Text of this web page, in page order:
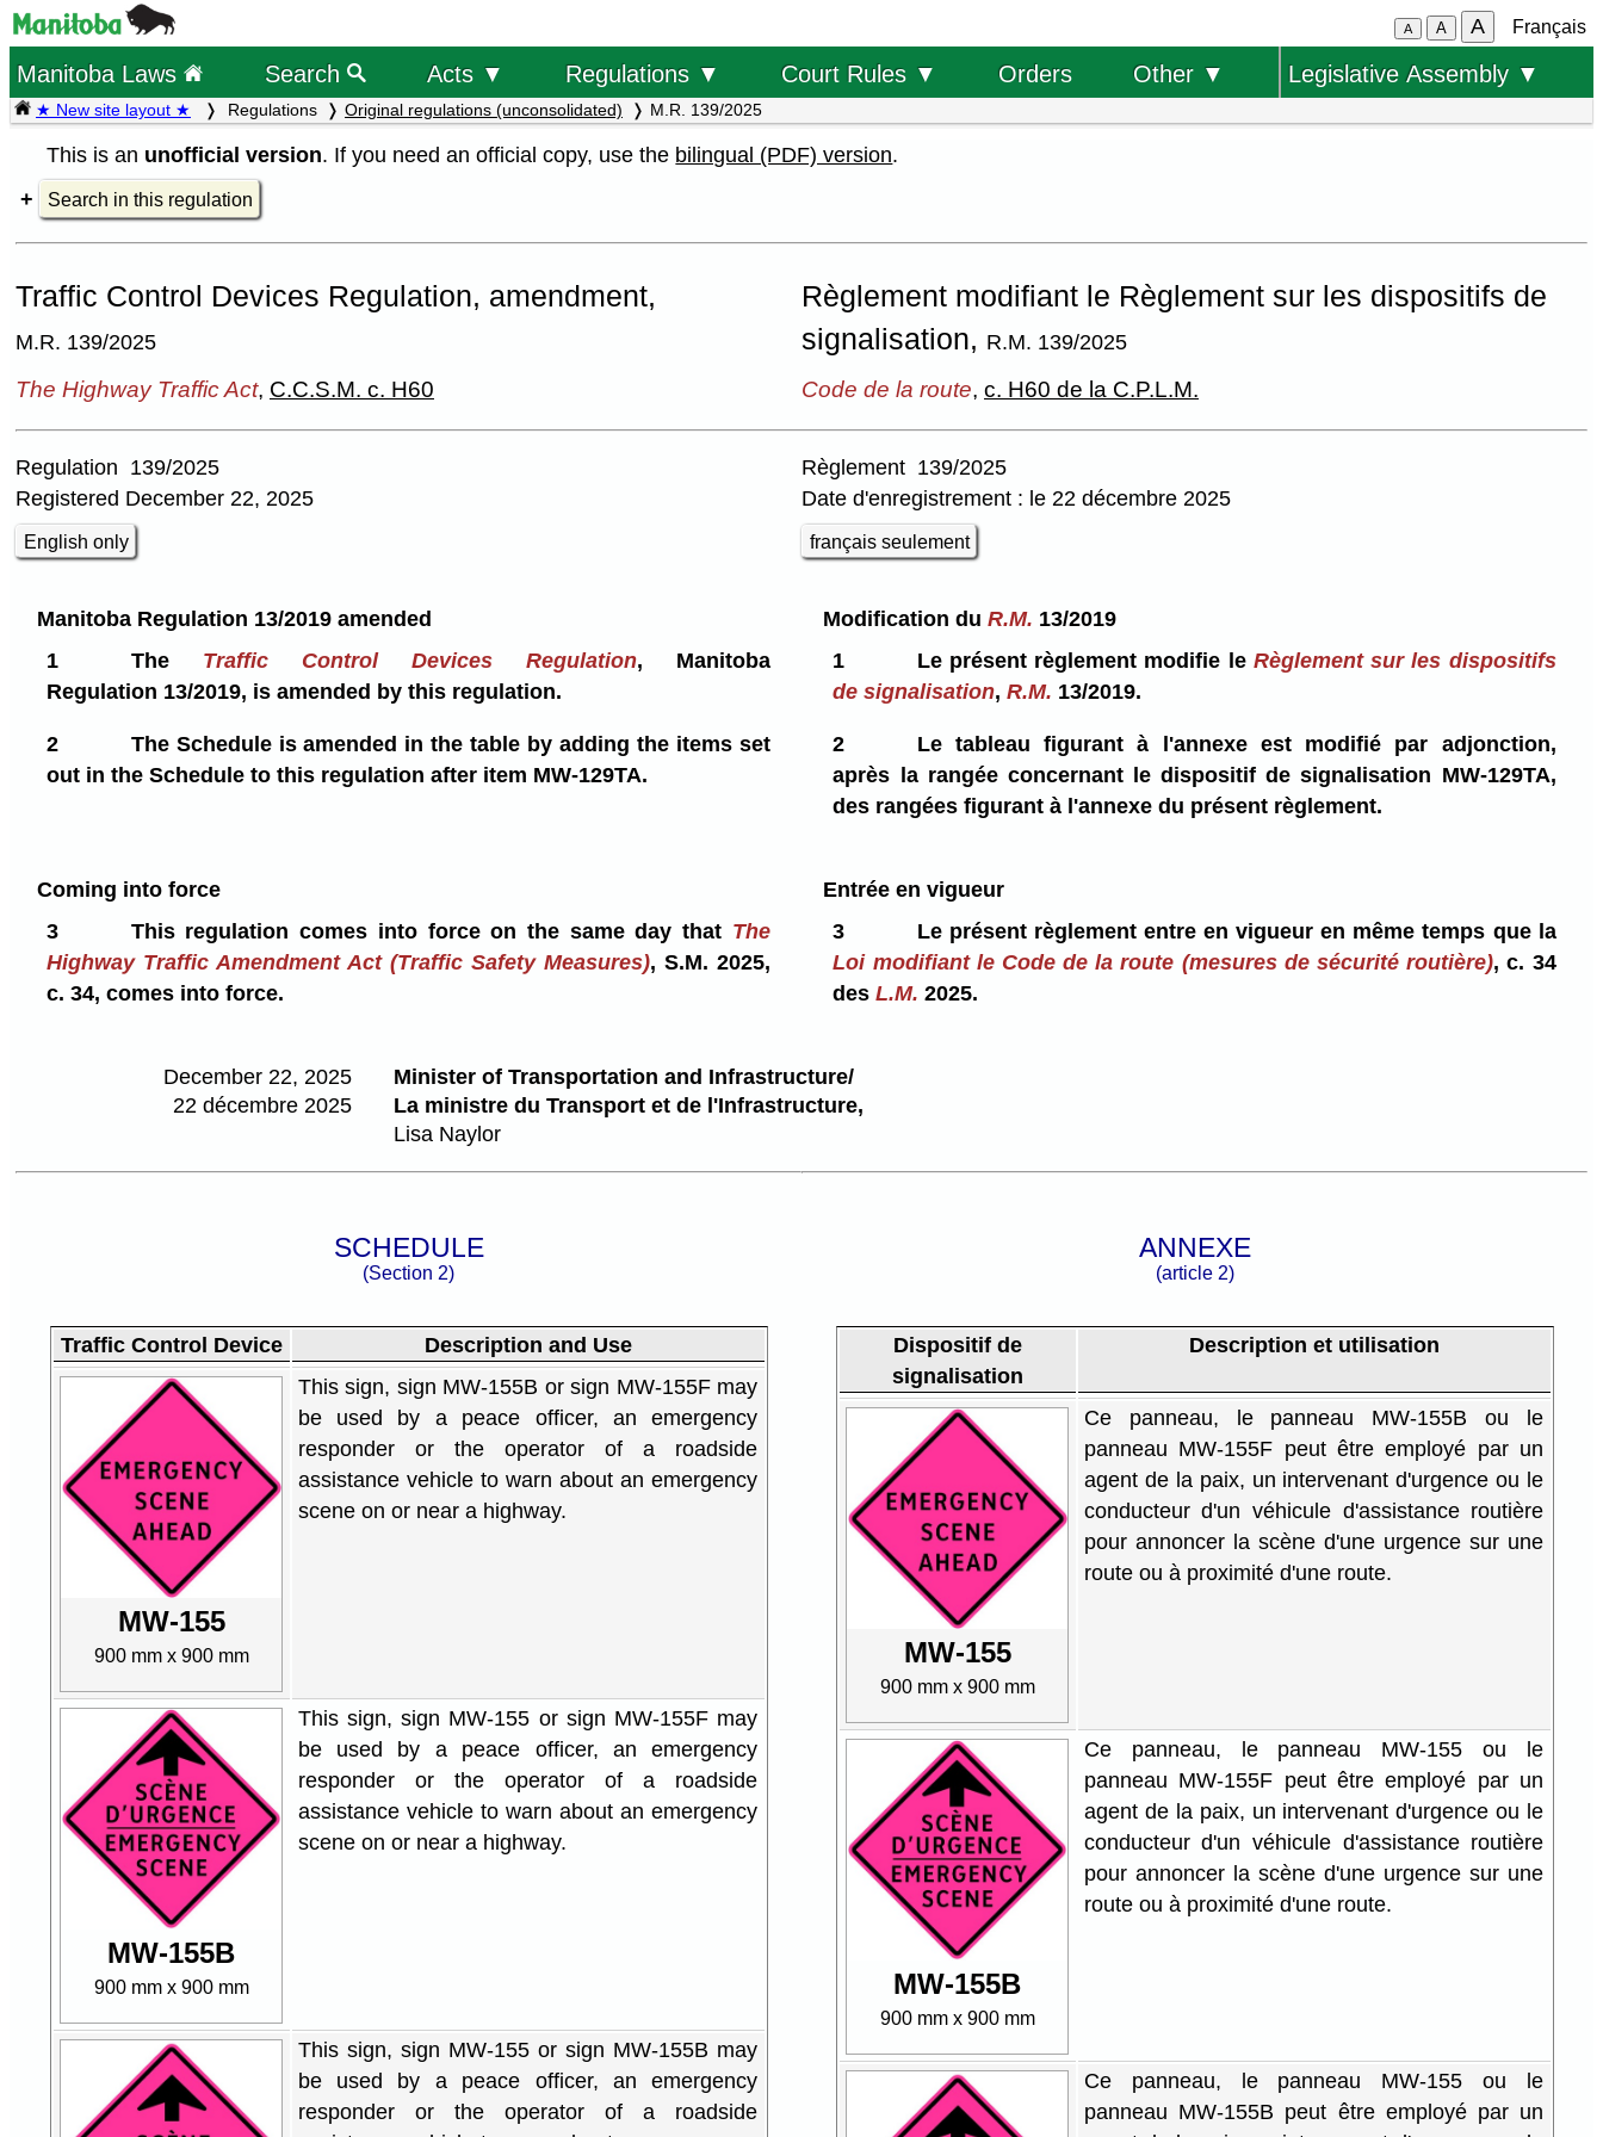
A A A Français
Manitoba Laws Search Acts ▼ Regulations ▼ Court Rules ▼ Orders Other ▼ Legislative Assembly ▼
★ New site layout ★ Regulations Original regulations (unconsolidated) M.R. 139/2025
This is an unofficial version. If you need an official copy, use the bilingual (PDF) version.
Search in this regulation
Traffic Control Devices Regulation, amendment,
M.R. 139/2025
Règlement modifiant le Règlement sur les dispositifs de
signalisation, R.M. 139/2025
The Highway Traffic Act, C.C.S.M. c. H60 Code de la route, c. H60 de la C.P.L.M.
Regulation 139/2025
Registered December 22, 2025
English only
Règlement 139/2025
Date d'enregistrement : le 22 décembre 2025
français seulement
Manitoba Regulation 13/2019 amended
1
The Traffic Control Devices Regulation, Manitoba
Regulation 13/2019, is amended by this regulation.
Modification du R.M. 13/2019
1
Le présent règlement modifie le Règlement sur les dispositifs
de signalisation,R.M. 13/2019.
2
The Schedule is amended in the table by adding the items set
out in the Schedule to this regulation after item MW-129TA.
2
Le tableau figurant à l'annexe est modifié par adjonction,
après la rangée concernant le dispositif de signalisation MW-129TA,
des rangées figurant à l'annexe du présent règlement.
Coming into force
3
This regulation comes into force on the same day that The
Highway Traffic Amendment Act (Traffic Safety Measures), S.M. 2025,
c. 34, comes into force.
Entrée en vigueur
3
Le présent règlement entre en vigueur en même temps que la
Loi modifiant le Code de la route (mesures de sécurité routière), c. 34
desL.M.2025.
December 22, 2025
Minister of Transportation and Infrastructure/
22 décembre 2025
La ministre du Transport et de l'Infrastructure,
Lisa Naylor
SCHEDULE
(Section 2)
Traffic Control Device Description and Use
MW-155
900 mm x 900 mm
This sign, sign MW-155B or sign MW-155F may
be used by a peace officer, an emergency
responder or the operator of a roadside
assistance vehicle to warn about an emergency
scene on or near a highway.
MW-155B
900 mm x 900 mm
This sign, sign MW-155 or sign MW-155F may
be used by a peace officer, an emergency
responder or the operator of a roadside
assistance vehicle to warn about an emergency
scene on or near a highway.
This sign, sign MW-155 or sign MW-155B may
be used by a peace officer, an emergency
responder or the operator of a roadside
ANNEXE
(article 2)
Dispositif de
signalisation
Description et utilisation
MW-155
900 mm x 900 mm
Ce panneau, le panneau MW-155B ou le
panneau MW-155F peut être employé par un
agent de la paix, un intervenant d'urgence ou le
conducteur d'un véhicule d'assistance routière
pour annoncer la scène d'une urgence sur une
route ou à proximité d'une route.
MW-155B
900 mm x 900 mm
Ce panneau, le panneau MW-155 ou le
panneau MW-155F peut être employé par un
agent de la paix, un intervenant d'urgence ou le
conducteur d'un véhicule d'assistance routière
pour annoncer la scène d'une urgence sur une
route ou à proximité d'une route.
Ce panneau, le panneau MW-155 ou le
panneau MW-155B peut être employé par un